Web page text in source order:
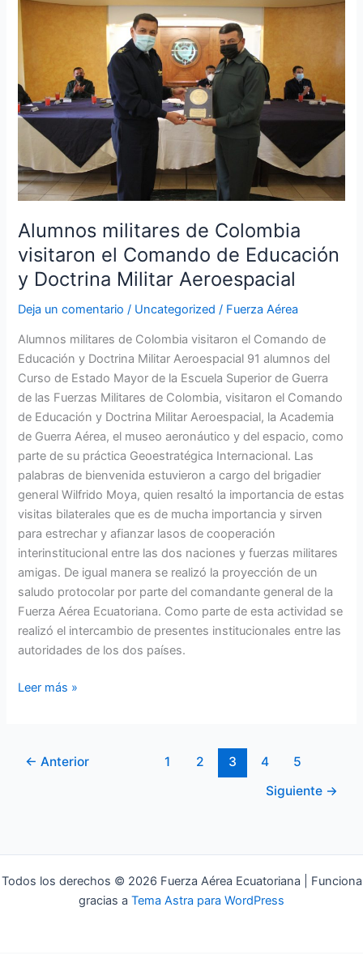
Alumnos militares de Colombia
visitaron el Comando de Educación
y Doctrina Militar Aeroespacial
Deja un comentario / Uncategorized / Fuerza Aérea
Alumnos militares de Colombia visitaron el Comando de
Educación y Doctrina Militar Aeroespacial 91 alumnos del
Curso de Estado Mayor de la Escuela Superior de Guerra
de las Fuerzas Militares de Colombia, visitaron el Comando
de Educación y Doctrina Militar Aeroespacial, la Academia
de Guerra Aérea, el museo aeronáutico y del espacio, como
parte de su práctica Geoestratégica Internacional. Las
palabras de bienvenida estuvieron a cargo del brigadier
general Wilfrido Moya, quien resaltó la importancia de estas
visitas bilaterales que es de mucha importancia y sirven
para estrechar y afianzar lasos de cooperación
interinstitucional entre las dos naciones y fuerzas militares
amigas. De igual manera se realizó la proyección de un
saludo protocolar por parte del comandante general de la
Fuerza Aérea Ecuatoriana. Como parte de esta actividad se
realizó el intercambio de presentes institucionales entre las
autoridades de los dos países.
militares
de
Colombia
visitaron
el
Comando
de
Educación
y
Doctrina
Militar
Aeroespacial
Leer más »
← Anterior 1 2 3 4
5
Siguiente →
Todos los derechos © 2026 Fuerza Aérea Ecuatoriana | Funciona
gracias a Tema Astra para WordPress